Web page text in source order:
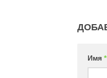
Имя *